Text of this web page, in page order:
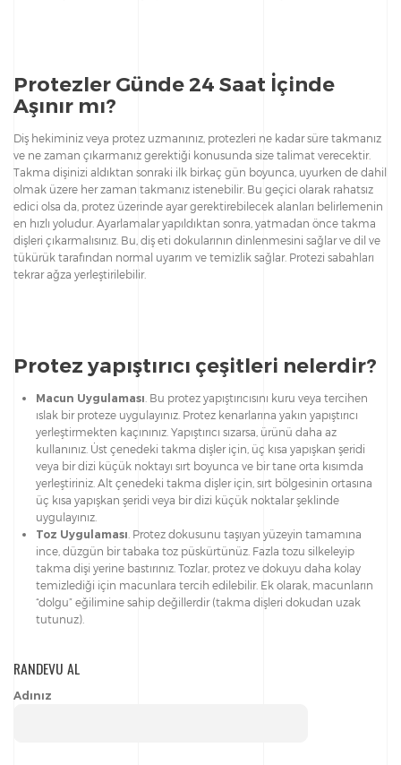
Protezler Günde 24 Saat İçinde
Aşınır mı?
Diş hekiminiz veya protez uzmanınız, protezleri ne kadar süre takmanız
ve ne zaman çıkarmanız gerektiği konusunda size talimat verecektir.
Takma dişinizi aldıktan sonraki ilk birkaç gün boyunca, uyurken de dahil
olmak üzere her zaman takmanız istenebilir. Bu geçici olarak rahatsız
edici olsa da, protez üzerinde ayar gerektirebilecek alanları belirlemenin
en hızlı yoludur. Ayarlamalar yapıldıktan sonra, yatmadan önce takma
dişleri çıkarmalısınız. Bu, diş eti dokularının dinlenmesini sağlar ve dil ve
tükürük tarafından normal uyarım ve temizlik sağlar. Protezi sabahları
tekrar ağza yerleştirilebilir.
Protez yapıştırıcı çeşitleri nelerdir?
Macun Uygulaması . Bu protez yapıştırıcısını kuru veya tercihen
ıslak bir proteze uygulayınız. Protez kenarlarına yakın yapıştırıcı
yerleştirmekten kaçınınız. Yapıştırıcı sızarsa, ürünü daha az
kullanınız. Üst çenedeki takma dişler için, üç kısa yapışkan şeridi
veya bir dizi küçük noktayı sırt boyunca ve bir tane orta kısımda
yerleştiriniz. Alt çenedeki takma dişler için, sırt bölgesinin ortasına
üç kısa yapışkan şeridi veya bir dizi küçük noktalar şeklinde
uygulayınız.
Toz Uygulaması . Protez dokusunu taşıyan yüzeyin tamamına
ince, düzgün bir tabaka toz püskürtünüz. Fazla tozu silkeleyip
takma dişi yerine bastırınız. Tozlar, protez ve dokuyu daha kolay
temizlediği için macunlara tercih edilebilir. Ek olarak, macunların
“dolgu” eğilimine sahip değillerdir (takma dişleri dokudan uzak
tutunuz).
RANDEVU AL
Adınız